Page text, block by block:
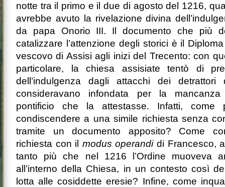
notte tra il primo e il due di agosto del 1216,
avrebbe avuto la rivelazione divina
da papa Onorio III. Il documento che più
catalizzare l’attenzione degli storici è il
vescovo di Assisi agli inizi del Trecento: con
particolare, la chiesa assisiate tentò di
dell’indulgenza dagli attacchi dei
consideravano infondata per la
pontificio che la attestasse. Infatti, come
condiscendere a una simile richiesta senza
tramite un documento apposito? Come
richiesta con il modus operandidi Francesco,
tanto più che nel 1216 l’Ordine muoveva
all’interno della Chiesa, in un contesto così
lotta alle cosiddette eresie? Infine, come